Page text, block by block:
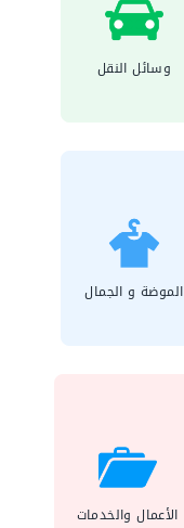
وسائل النقل
الموضة و الجمال
اﻷعمال والخدمات